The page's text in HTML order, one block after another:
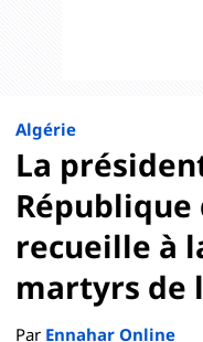
Algérie
La
République
recueille à
martyrs de
Par Ennahar Online